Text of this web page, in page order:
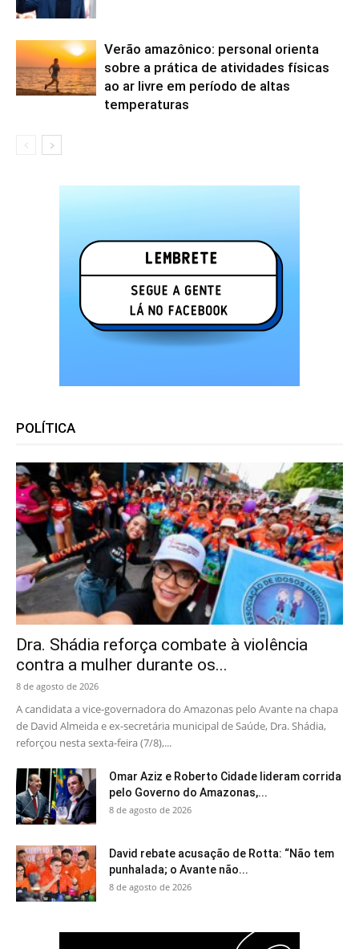
Verão amazônico: personal orienta
sobre a prática de atividades físicas
ao ar livre em período de altas
temperaturas
POLÍTICA
Dra. Shádia reforça combate à violência
contra a mulher durante os...
8 de agosto de 2026
A candidata a vice-governadora do Amazonas pelo Avante na chapa
de David Almeida e ex-secretária municipal de Saúde, Dra. Shádia,
reforçou nesta sexta-feira (7/8),...
Omar Aziz e Roberto Cidade lideram corrida
pelo Governo do Amazonas,...
8 de agosto de 2026
David rebate acusação de Rotta: “Não tem
punhalada; o Avante não...
8 de agosto de 2026